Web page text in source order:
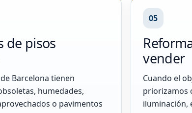
de pisos
Barcelona tienen
humedades,
o pavimentos
05
vender
Cuando el
priorizamos
iluminación,